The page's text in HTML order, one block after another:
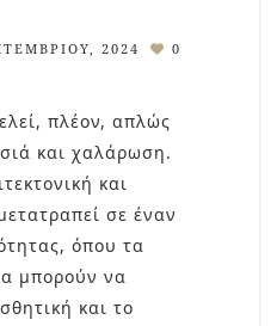
2024 0
πλέον, απλώς
και χαλάρωση.
και
σε έναν
όπου τα
μπορούν να
και το